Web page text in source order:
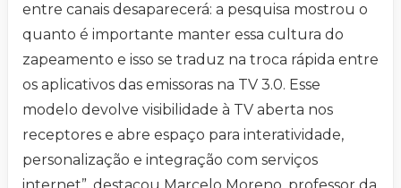
entre canais desaparecerá: a pesquisa mostrou o
quanto é importante manter essa cultura do
zapeamento e isso se traduz na troca rápida entre
os aplicativos das emissoras na TV 3.0. Esse
modelo devolve visibilidade à TV aberta nos
receptores e abre espaço para interatividade,
personalização e integração com serviços